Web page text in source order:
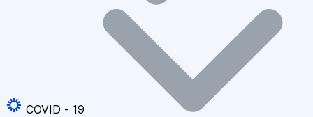
COVID - 19